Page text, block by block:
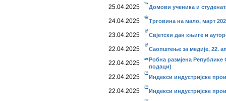
25.04.2025 Домови ученика и
24.04.2025 Трговина на мало, март
23.04.2025 Свjeтски дан књиге и
22.04.2025 Саопштење за медије, 22.
22.04.2025
Робна размјена Републике
подаци)
22.04.2025 Индекси индустријске
22.04.2025 Индекси индустријске